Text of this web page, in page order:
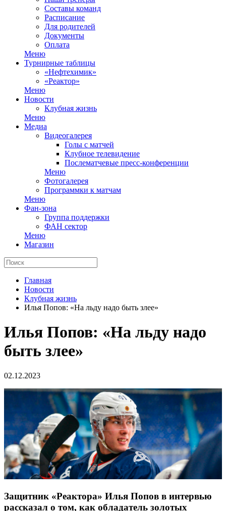
Составы команд
Расписание
Для родителей
Документы
Оплата
Меню
Турнирные таблицы
«Нефтехимик»
«Реактор»
Меню
Новости
Клубная жизнь
Меню
Медиа
Видеогалерея
Голы с матчей
Клубное телевидение
Послематчевые пресс-конференции
Меню
Фотогалерея
Программки к матчам
Меню
Фан-зона
Группа поддержки
ФАН сектор
Меню
Магазин
Главная
Новости
Клубная жизнь
Илья Попов: «На льду надо быть злее»
Илья Попов: «На льду надо
быть злее»
02.12.2023
Защитник «Реактора» Илья Попов в интервью
рассказал о том, как обладатель золотых